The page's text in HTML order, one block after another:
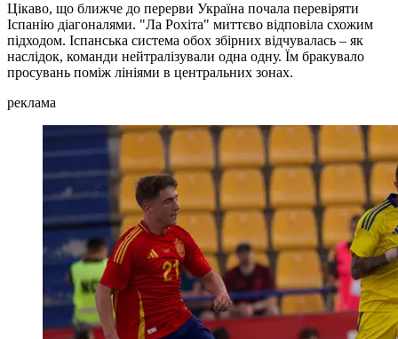
Цікаво, що ближче до перерви Україна почала перевіряти
Іспанію діагоналями. "Ла Рохіта" миттєво відповіла схожим
підходом. Іспанська система обох збірних відчувалась – як
наслідок, команди нейтралізували одна одну. Їм бракувало
просувань поміж лініями в центральних зонах.
реклама